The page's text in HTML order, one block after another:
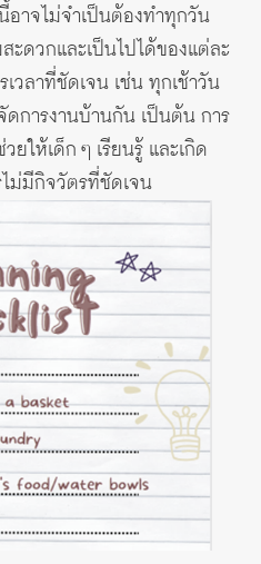
อาจไม่จำเป็นต้องทำทุกวัน
ะดวกและเป็นไปได้ของแต่ละ
วลาที่ชัดเจน เช่น ทุกเช้าวัน
ดการงานบ้านกัน เป็นต้น การ
ให้เด็ก ๆ เรียนรู้ และเกิด
ม่มีกิจวัตรที่ชัดเจน